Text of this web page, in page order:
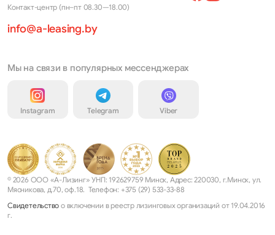
Контакт-центр (пн–пт 08.30—18.00)
info@a-leasing.by
Мы на связи в популярных мессенджерах
Instagram Telegram Viber
© 2026 ООО «А-Лизинг» УНП: 192629759 Минск, Адрес: 220030, г.Минск, ул.
Мясникова, д.70, оф.18. Телефон: +375 (29) 533-33-88
Свидетельство о включении в реестр лизинговых организаций от 19.04.2016
г.